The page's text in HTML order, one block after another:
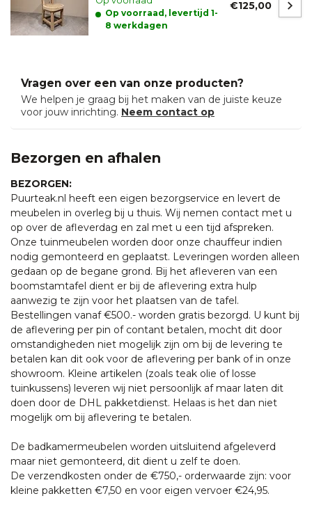
Op voorraad, levertijd 1-
8 werkdagen
€125,00
Vragen over een van onze producten?
We helpen je graag bij het maken van de juiste keuze
voor jouw inrichting. Neem contact op
Bezorgen en afhalen
BEZORGEN:
Puurteak.nl heeft een eigen bezorgservice en levert de
meubelen in overleg bij u thuis. Wij nemen contact met u
op over de afleverdag en zal met u een tijd afspreken.
Onze tuinmeubelen worden door onze chauffeur indien
nodig gemonteerd en geplaatst. Leveringen worden alleen
gedaan op de begane grond. Bij het afleveren van een
boomstamtafel dient er bij de aflevering extra hulp
aanwezig te zijn voor het plaatsen van de tafel.
Bestellingen vanaf €500.- worden gratis bezorgd. U kunt bij
de aflevering per pin of contant betalen, mocht dit door
omstandigheden niet mogelijk zijn om bij de levering te
betalen kan dit ook voor de aflevering per bank of in onze
showroom. Kleine artikelen (zoals teak olie of losse
tuinkussens) leveren wij niet persoonlijk af maar laten dit
doen door de DHL pakketdienst. Helaas is het dan niet
mogelijk om bij aflevering te betalen.
De badkamermeubelen worden uitsluitend afgeleverd
maar niet gemonteerd, dit dient u zelf te doen.
De verzendkosten onder de €750,- orderwaarde zijn: voor
kleine pakketten €7,50 en voor eigen vervoer €24,95.